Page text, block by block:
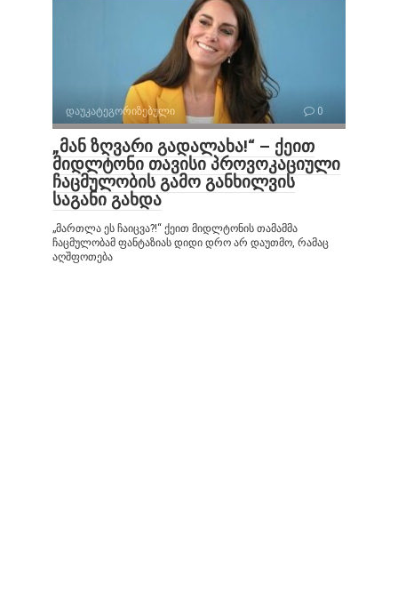
დაუკატეგორიზებული 0
„მან ზღვარი გადალახა!“ – ქეით
მიდლტონი თავისი პროვოკაციული
ჩაცმულობის გამო განხილვის
საგანი გახდა
„მართლა ეს ჩაიცვა?!“ ქეით მიდლტონის თამამმა
ჩაცმულობამ ფანტაზიას დიდი დრო არ დაუთმო, რამაც
აღშფოთება